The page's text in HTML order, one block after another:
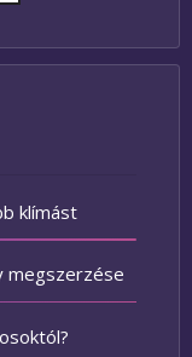
klímást
megszerzése